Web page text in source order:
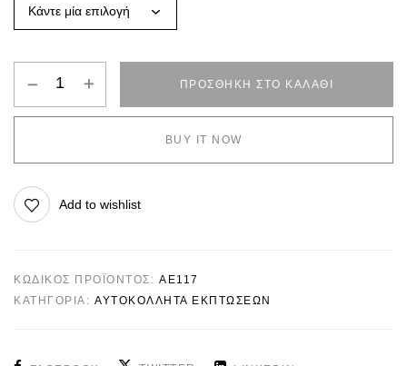
ΠΡΟΣΘΉΚΗ ΣΤΟ ΚΑΛΆΘΙ
BUY IT NOW
Add to wishlist
ΚΩΔΙΚΌΣ ΠΡΟΪΌΝΤΟΣ: AE117
ΚΑΤΗΓΟΡΊΑ: ΑΥΤΟΚΟΛΛΗΤΑ ΕΚΠΤΩΣΕΩΝ